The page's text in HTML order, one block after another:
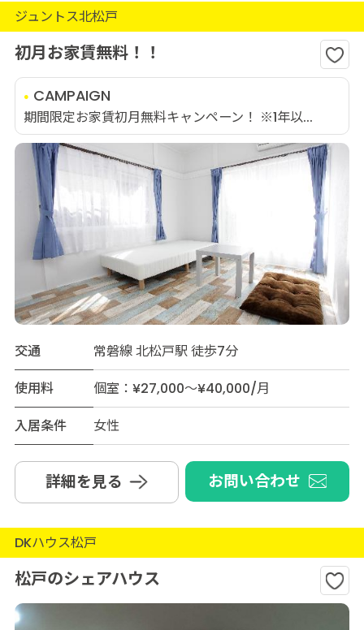
ジュントス北松戸
初月お家賃無料！！
CAMPAIGN
期間限定お家賃初月無料キャンペーン！ ※1年以...
交通
常磐線 北松戸駅 徒歩7分
使用料
個室：¥27,000～¥40,000/月
入居条件
女性
詳細を見る お問い合わせ
DKハウス松戸
松戸のシェアハウス